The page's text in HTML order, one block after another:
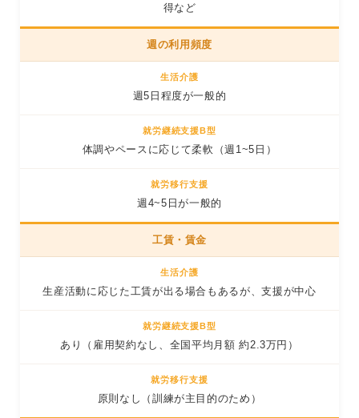
得など
週の利用頻度
週5日程度が一般的
体調やペースに応じて柔軟（週1~5日）
週4~5日が一般的
工賃・賃金
生産活動に応じた工賃が出る場合もあるが、支援が中心
あり（雇用契約なし、全国平均月額 約2.3万円）
原則なし（訓練が主目的のため）